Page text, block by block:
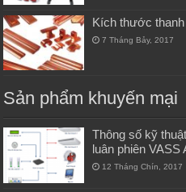
Kích thước
7 Tháng Bảy, 2017
Sản phẩm khuyến mại
Thông số kỹ
luân phiên VASS
12 Tháng Chín, 2017